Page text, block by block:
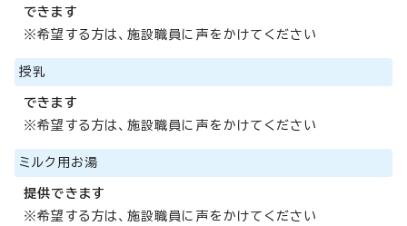
できます
※希望する方は、施設職員に声をかけてください
授乳
できます
※希望する方は、施設職員に声をかけてください
ミルク用お湯
提供できます
※希望する方は、施設職員に声をかけてください